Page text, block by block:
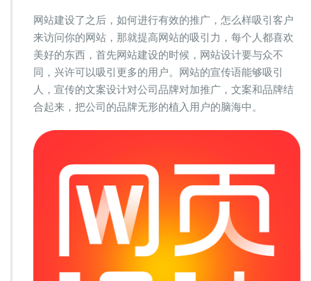
网站建设了之后，如何进行有效的推广，怎么样吸引客户
来访问你的网站，那就提高网站的吸引力，每个人都喜欢
美好的东西，首先网站建设的时候，网站设计要与众不
同，兴许可以吸引更多的用户。网站的宣传语能够吸引
人，宣传的文案设计对公司品牌对加推广，文案和品牌结
合起来，把公司的品牌无形的植入用户的脑海中。